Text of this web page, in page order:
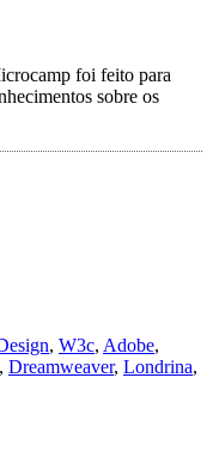
foi feito para
sobre os
, W3c, Adobe,
, Dreamweaver, Londrina,